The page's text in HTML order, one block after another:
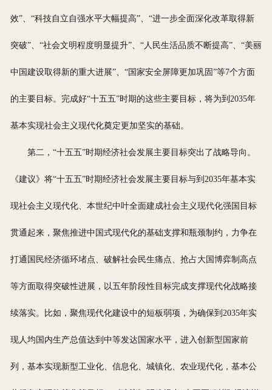
效”、“科技自立自强水平大幅提高”、“进一步全面深化改革取得新
突破”、“社会文明程度明显提升”、“人民生活品质不断提高”、“美丽
中国建设取得新的重大进展”、“国家安全屏障更加巩固”等7个方面
的主要目标。完成好“十五五”时期的这些主要目标，将为到2035年
基本实现社会主义现代化奠定更加坚实的基础。
第二，“十五五”时期经济社会发展主要目标突出了战略导向。
《建议》将“十五五”时期经济社会发展主要目标与到2035年基本实
现社会主义现代化、本世纪中叶全面建成社会主义现代化强国目标
贯通起来，聚焦推进中国式现代化的基础支撑和瓶颈制约，力争在
打通国民经济循环堵点、破解社会民生痛点、抢占大国博弈制高点
等方面取得突破性进展，以五年阶段性目标完成支撑现代化战略接
续落实。比如，聚焦现代化建设中的短板弱项，为确保到2035年实
现人均国内生产总值达到中等发达国家水平，进入创新型国家前
列，基本实现新型工业化、信息化、城镇化、农业现代化，基本公